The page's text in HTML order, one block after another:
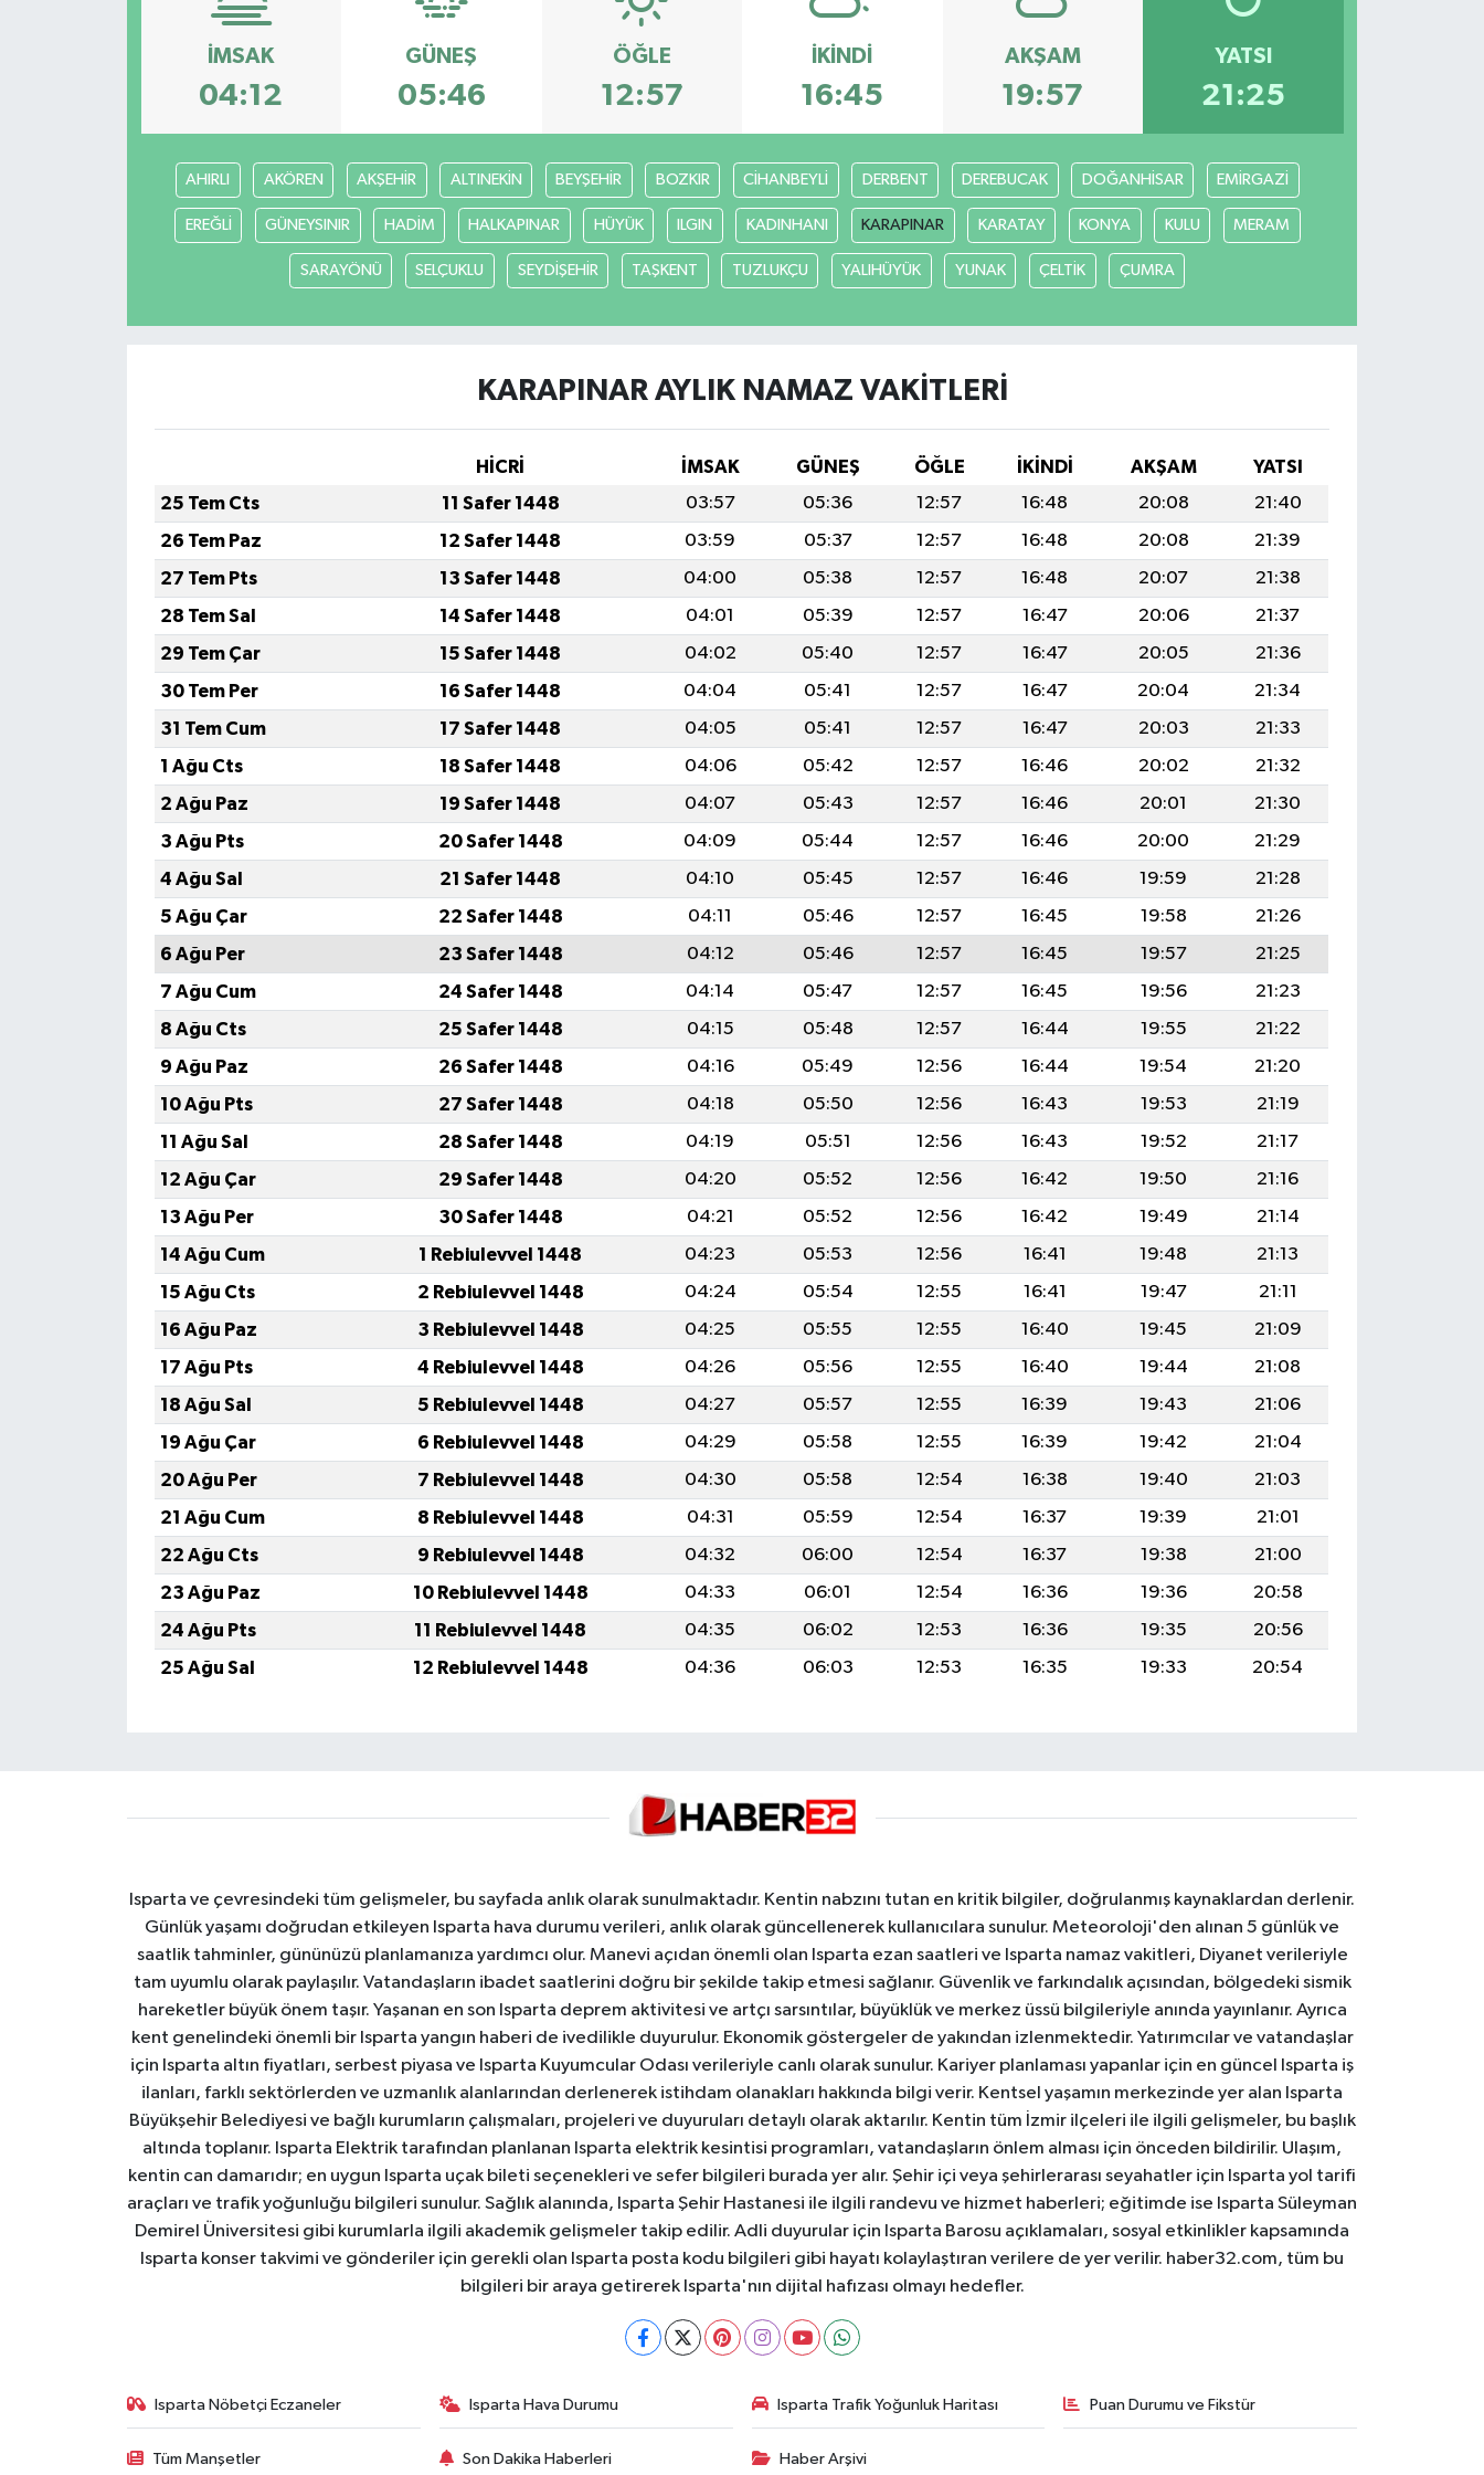
İMSAK
04:12
GÜNEŞ
05:46
ÖĞLE
12:57
İKINDI
16:45
AKŞAM
19:57
YATSI
21:25
AHIRLI AKÖREN AKŞEHİR ALTINEKİN BEYŞEHİR BOZKIR CİHANBEYLİ DERBENT DEREBUCAK DOĞANHİSAR EMİRGAZİ
EREĞLİ GÜNEYSINIR HADİM HALKAPINAR HÜYÜK ILGIN KADINHANI KARAPINAR KARATAY KONYA KULU MERAM
SARAYÖNÜ SELÇUKLU SEYDİŞEHİR TAŞKENT TUZLUKÇU YALIHÜYÜK YUNAK ÇELTİK ÇUMRA
KARAPINAR AYLIK NAMAZ VAKITLERI
HİCRİ İMSAK GÜNEŞ ÖĞLE İKINDI AKŞAM
YATSI
25 Tem Cts
11 Safer 1448 03:57 05:36 12:57 16:48 20:08
21:40
26 Tem Paz
12 Safer 1448 03:59 05:37 12:57 16:48 20:08
21:39
27 Tem Pts
13 Safer 1448 04:00 05:38 12:57 16:48 20:07
21:38
28 Tem Sal
14 Safer 1448 04:01 05:39 12:57 16:47 20:06
21:37
29 Tem Çar
15 Safer 1448 04:02 05:40 12:57 16:47 20:05
21:36
30 Tem Per
16 Safer 1448 04:04 05:41 12:57 16:47 20:04
21:34
31 Tem Cum
17 Safer 1448 04:05 05:41 12:57 16:47 20:03
21:33
1 Ağu Cts
18 Safer 1448 04:06 05:42 12:57 16:46 20:02
21:32
2 Ağu Paz
19 Safer 1448 04:07 05:43 12:57 16:46 20:01
21:30
3 Ağu Pts
20 Safer 1448 04:09 05:44 12:57 16:46 20:00
21:29
4 Ağu Sal
21 Safer 1448 04:10 05:45 12:57 16:46 19:59
21:28
5 Ağu Çar
22 Safer 1448 04:11 05:46 12:57 16:45 19:58
21:26
6 Ağu Per
23 Safer 1448 04:12 05:46 12:57 16:45 19:57
21:25
7 Ağu Cum
24 Safer 1448 04:14 05:47 12:57 16:45 19:56
21:23
8 Ağu Cts
25 Safer 1448 04:15 05:48 12:57 16:44 19:55
21:22
9 Ağu Paz
26 Safer 1448 04:16 05:49 12:56 16:44 19:54
21:20
10 Ağu Pts
27 Safer 1448 04:18 05:50 12:56 16:43 19:53
21:19
11 Ağu Sal
28 Safer 1448 04:19 05:51 12:56 16:43 19:52
21:17
12 Ağu Çar
29 Safer 1448 04:20 05:52 12:56 16:42 19:50
21:16
13 Ağu Per
30 Safer 1448 04:21 05:52 12:56 16:42 19:49
21:14
14 Ağu Cum
1 Rebiulevvel 1448 04:23 05:53 12:56 16:41 19:48
21:13
15 Ağu Cts
2 Rebiulevvel 1448 04:24 05:54 12:55 16:41 19:47
21:11
16 Ağu Paz
3 Rebiulevvel 1448 04:25 05:55 12:55 16:40 19:45
21:09
17 Ağu Pts
4 Rebiulevvel 1448 04:26 05:56 12:55 16:40 19:44
21:08
18 Ağu Sal
5 Rebiulevvel 1448 04:27 05:57 12:55 16:39 19:43
21:06
19 Ağu Çar
6 Rebiulevvel 1448 04:29 05:58 12:55 16:39 19:42
21:04
20 Ağu Per
7 Rebiulevvel 1448 04:30 05:58 12:54 16:38 19:40
21:03
21 Ağu Cum
8 Rebiulevvel 1448 04:31 05:59 12:54 16:37 19:39
21:01
22 Ağu Cts
9 Rebiulevvel 1448 04:32 06:00 12:54 16:37 19:38
21:00
23 Ağu Paz
10 Rebiulevvel 1448 04:33 06:01 12:54 16:36 19:36
20:58
24 Ağu Pts
11 Rebiulevvel 1448 04:35 06:02 12:53 16:36 19:35
20:56
25 Ağu Sal
12 Rebiulevvel 1448 04:36 06:03 12:53 16:35 19:33 20:54
Isparta ve çevresindeki tüm gelişmeler, bu sayfada anlık olarak sunulmaktadır. Kentin nabzını tutan en kritik bilgiler, doğrulanmış kaynaklardan derlenir.
Günlük yaşamı doğrudan etkileyen Isparta hava durumu verileri, anlık olarak güncellenerek kullanıcılara sunulur. Meteoroloji'den alınan 5 günlük ve
saatlik tahminler, gününüzü planlamanıza yardımcı olur. Manevi açıdan önemli olan Isparta ezan saatleri ve Isparta namaz vakitleri, Diyanet verileriyle
tam uyumlu olarak paylaşılır. Vatandaşların ibadet saatlerini doğru bir şekilde takip etmesi sağlanır. Güvenlik ve farkındalık açısından, bölgedeki sismik
hareketler büyük önem taşır. Yaşanan en son Isparta deprem aktivitesi ve artçı sarsıntılar, büyüklük ve merkez üssü bilgileriyle anında yayınlanır. Ayrıca
kent genelindeki önemli bir Isparta yangın haberi de ivedilikle duyurulur. Ekonomik göstergeler de yakından izlenmektedir. Yatırımcılar ve vatandaşlar
için Isparta altın fiyatları, serbest piyasa ve Isparta Kuyumcular Odası verileriyle canlı olarak sunulur. Kariyer planlaması yapanlar için en güncel Isparta iş
ilanları, farklı sektörlerden ve uzmanlık alanlarından derlenerek istihdam olanakları hakkında bilgi verir. Kentsel yaşamın merkezinde yer alan Isparta
Büyükşehir Belediyesi ve bağlı kurumların çalışmaları, projeleri ve duyuruları detaylı olarak aktarılır. Kentin tüm İzmir ilçeleri ile ilgili gelişmeler, bu başlık
altında toplanır. Isparta Elektrik tarafından planlanan Isparta elektrik kesintisi programları, vatandaşların önlem alması için önceden bildirilir. Ulaşım,
kentin can damarıdır; en uygun Isparta uçak bileti seçenekleri ve sefer bilgileri burada yer alır. Şehir içi veya şehirlerarası seyahatler için Isparta yol tarifi
araçları ve trafik yoğunluğu bilgileri sunulur. Sağlık alanında, Isparta Şehir Hastanesi ile ilgili randevu ve hizmet haberleri; eğitimde ise Isparta Süleyman
Demirel Üniversitesi gibi kurumlarla ilgili akademik gelişmeler takip edilir. Adli duyurular için Isparta Barosu açıklamaları, sosyal etkinlikler kapsamında
Isparta konser takvimi ve gönderiler için gerekli olan Isparta posta kodu bilgileri gibi hayatı kolaylaştıran verilere de yer verilir. haber32.com, tüm bu
bilgileri bir araya getirerek Isparta'nın dijital hafızası olmayı hedefler.
Isparta Nöbetçi Eczaneler Isparta Hava Durumu Isparta Trafik Yoğunluk Haritası Puan Durumu ve Fikstür
Tüm Manşetler Son Dakika Haberleri Haber Arşivi
HABERDE İNSAN
Tarihi Yapılarımız